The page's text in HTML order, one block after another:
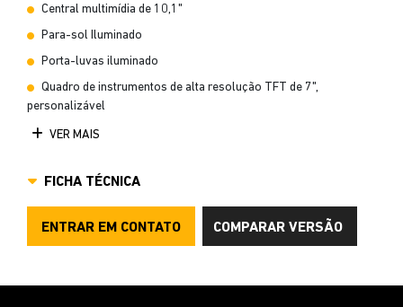
Central multimídia de 10,1"
Para-sol Iluminado
Porta-luvas iluminado
Quadro de instrumentos de alta resolução TFT de 7",
personalizável
VER MAIS
FICHA TÉCNICA
ENTRAR EM CONTATO COMPARAR VERSÃO